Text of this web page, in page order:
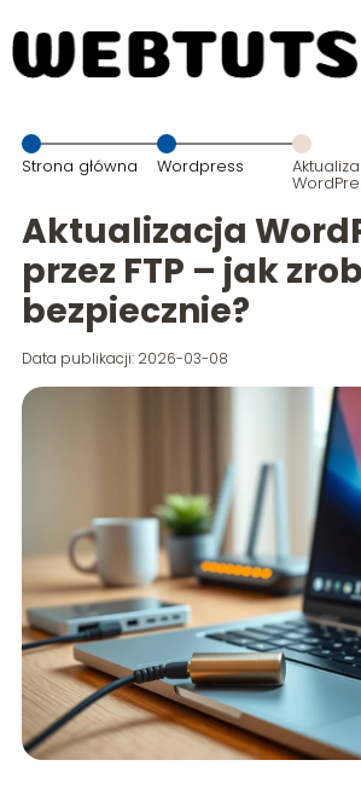
Strona główna Wordpress
zrobić to
Aktualizacja
przez FTP – jak
bezpiecznie?
Data publikacji: 2026-03-08